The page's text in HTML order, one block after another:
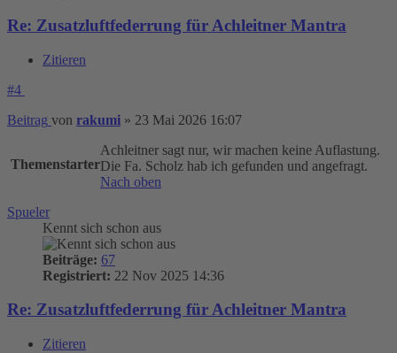
Re: Zusatzluftfederrung für Achleitner Mantra
Zitieren
#4
Beitrag von rakumi » 23 Mai 2026 16:07
Themenstarter
Achleitner sagt nur, wir machen keine Auflastung.
Die Fa. Scholz hab ich gefunden und angefragt.
Nach oben
Spueler
Kennt sich schon aus
Beiträge: 67
Registriert: 22 Nov 2025 14:36
Re: Zusatzluftfederrung für Achleitner Mantra
Zitieren